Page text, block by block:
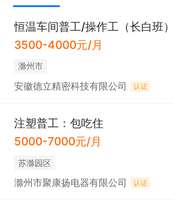
恒温车间普工/操作工（长白班）
3500-4000元/月
滁州市
安徽德立精密科技有限公司 认证
注塑普工：包吃住
5000-7000元/月
苏滁园区
滁州市聚康扬电器有限公司 认证